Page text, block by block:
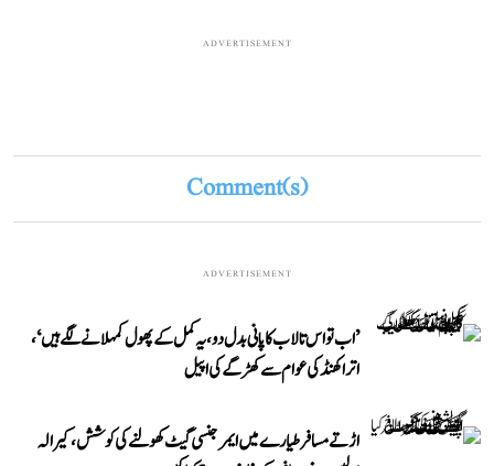
ADVERTISEMENT
Comment(s)
ADVERTISEMENT
’اب تو اس تالاب کا پانی بدل دو، یہ کمل کے پھول کمہلانے لگے ہیں‘،
اتراکھنڈ کی عوام سے کھڑگے کی اپیل
اڑتے مسافر طیارے میں ایمرجنسی گیٹ کھولنے کی کوشش، کیرالہ